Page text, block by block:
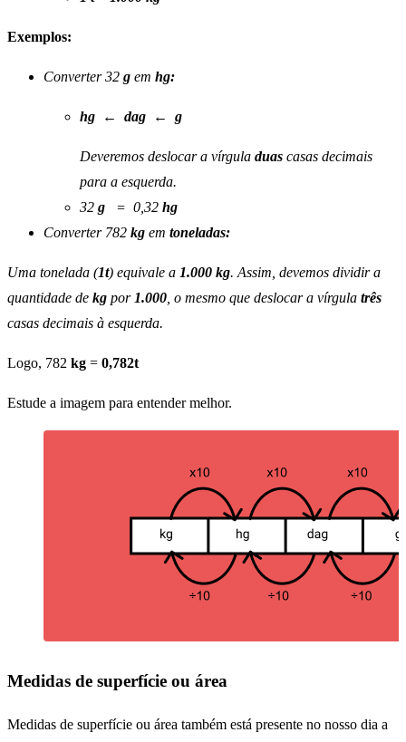
Exemplos:
Converter 32 g em hg:
hg ← dag ← g
Deveremos deslocar a vírgula duas casas decimais
para a esquerda.
32 g = 0,32 hg
Converter 782 kg em toneladas:
Uma tonelada (1t) equivale a 1.000 kg. Assim, devemos dividir a
quantidade de kg por 1.000 , o mesmo que deslocar a vírgula três
casas decimais à esquerda.
Logo, 782 kg = 0,782t
Estude a imagem para entender melhor.
Medidas de superfície ou área
Medidas de superfície ou área também está presente no nosso dia a